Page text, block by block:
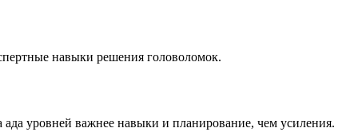
навыки решения головоломок.
уровней важнее навыки и планирование, чем усиления.